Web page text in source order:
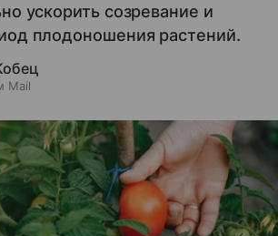
ускорить созревание и
плодоношения растений.
Mail